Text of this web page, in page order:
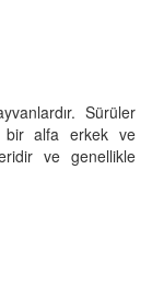
Sürüler
bir alfa erkek ve
ve genellikle